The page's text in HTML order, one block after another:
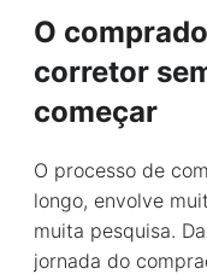
O
corretor
começar
O processo de
longo, envolve
muita pesquisa.
jornada do